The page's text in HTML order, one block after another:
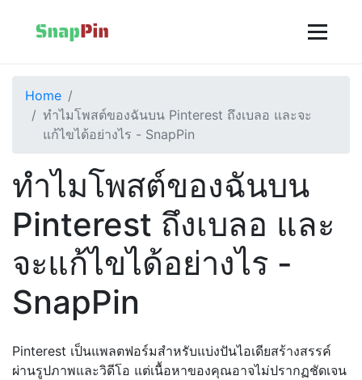
Home
ทำไมโพสต์ของฉันบน Pinterest ถึงเบลอ และจะ
แก้ไขได้อย่างไร - SnapPin
ทำไมโพสต์ของฉันบน
Pinterest ถึงเบลอ และ
จะแก้ไขได้อย่างไร -
SnapPin
Pinterest เป็นแพลตฟอร์มสำหรับแบ่งปันไอเดียสร้างสรรค์
ผ่านรูปภาพและวิดีโอ แต่เนื้อหาของคุณอาจไม่ปรากฏชัดเจน